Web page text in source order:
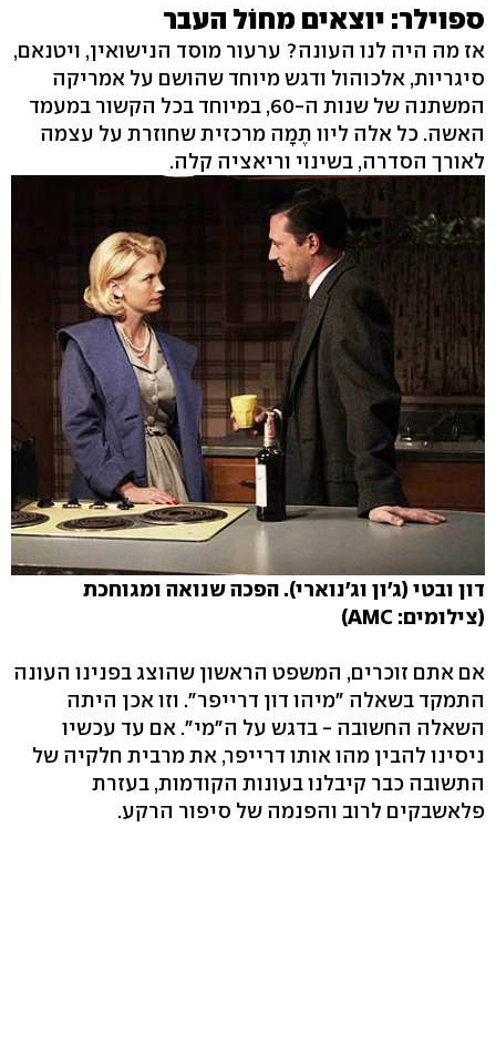
ספוילר: יוצאים מחוֹל העבר
אז מה היה לנו העונה? ערעור מוסד הנישואין, ויטנאם,
סיגריות, אלכוהול ודגש מיוחד שהושם על אמריקה
המשתנה של שנות ה-60, במיוחד בכל הקשור במעמד
האשה. כל אלה ליוו תֶמָה מרכזית שחוזרת על עצמה
לאורך הסדרה, בשינוי וריאציה קלה.
דון ובטי (ג'ון וג'נוארי). הפכה שנואה ומגוחכת
(צילומים: AMC)
אם אתם זוכרים, המשפט הראשון שהוצג בפנינו העונה
התמקד בשאלה "מיהו דון דרייפר". וזו אכן היתה
השאלה החשובה - בדגש על ה"מי". אם עד עכשיו
ניסינו להבין מהו אותו דרייפר, את מרבית חלקיה של
התשובה כבר קיבלנו בעונות הקודמות, בעזרת
פלאשבקים לרוב והפנמה של סיפור הרקע.